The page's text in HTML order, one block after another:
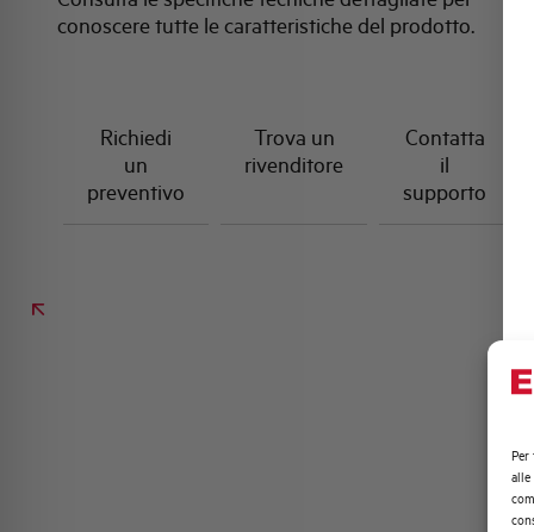
Per
alle
conoscere tutte le caratteristiche del prodotto.
Richiedi
un
preventivo
Trova un
rivenditore
Contatta
il
supporto